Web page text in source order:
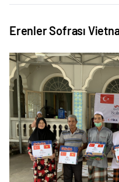
Erenler Sofrası